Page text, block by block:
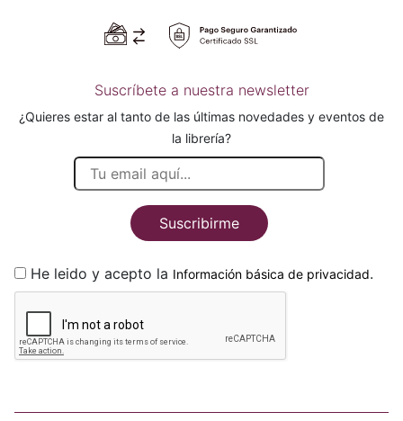
Suscríbete a nuestra newsletter
¿Quieres estar al tanto de las últimas novedades y eventos de
la librería?
Suscribirme
He leido y acepto la Información básica de privacidad.